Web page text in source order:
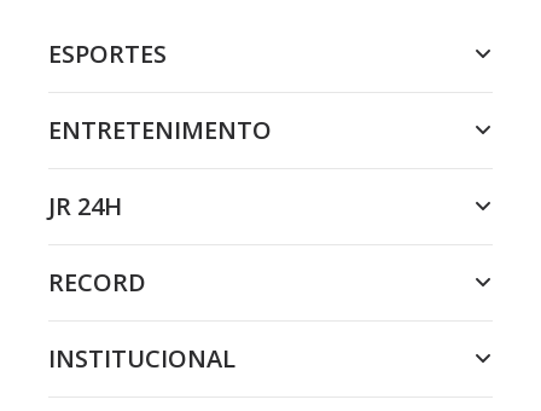
ESPORTES
ENTRETENIMENTO
JR 24H
RECORD
INSTITUCIONAL